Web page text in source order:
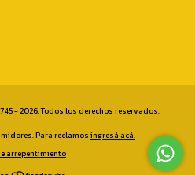
- 2026. Todos los derechos reservados.
Para reclamos ingresá acá.
arrepentimiento